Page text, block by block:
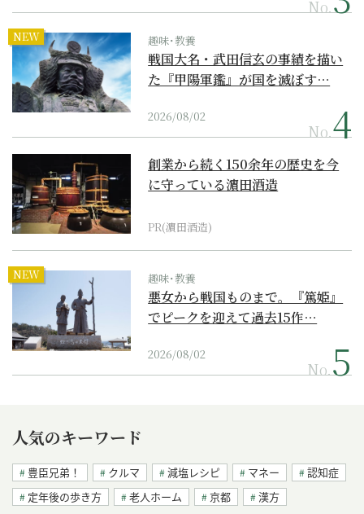
No.
NEW 趣味･教養
戦国大名・武田信玄の事績を描い
た『甲陽軍鑑』が国を滅ぼす…
2026/08/02
No.
創業から続く150余年の歴史を今
に守っている濵田酒造
PR(濵田酒造)
NEW 趣味･教養
悪女から戦国ものまで。『篤姫』
でピークを迎えて過去15作…
2026/08/02
No.
人気のキーワード
豊臣兄弟！ クルマ 減塩レシピ マネー
認知症
定年後の歩き方
老人ホーム 京都 漢方